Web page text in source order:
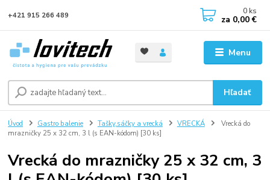
Menu
Hľadať
+421 915 266 489 0 ks
za 0,00 €
Úvod Gastro balenie Tašky,sáčky a vrecká VRECKÁ
Vrecká do
mrazničky 25 x 32 cm, 3 l (s EAN-kódom) [30 ks]
Vrecká do mrazničky 25 x 32 cm, 3